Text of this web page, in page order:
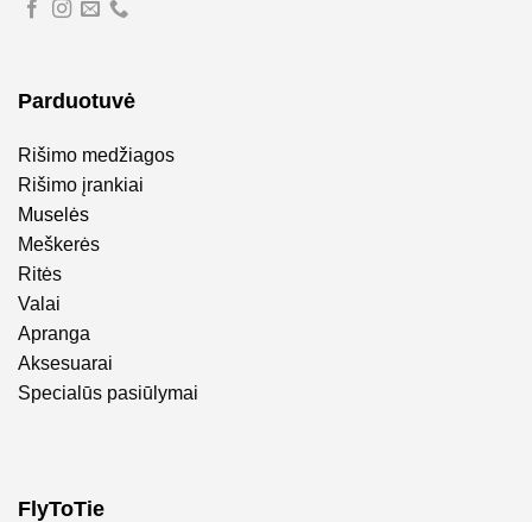
Parduotuvė
Rišimo medžiagos
Rišimo įrankiai
Muselės
Meškerės
Ritės
Valai
Apranga
Aksesuarai
Specialūs pasiūlymai
FlyToTie